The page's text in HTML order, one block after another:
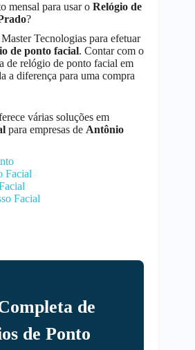
mensal para usar o Relógio de
?
Tecnologias para efetuar
de ponto facial. Contar com o
de relógio de ponto facial em
a diferença para uma compra
várias soluções em
para empresas de Antônio
Facial
Facial
de
de Ponto